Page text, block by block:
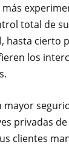
más
total de
hasta cierto
los
mayor
privadas
clientes